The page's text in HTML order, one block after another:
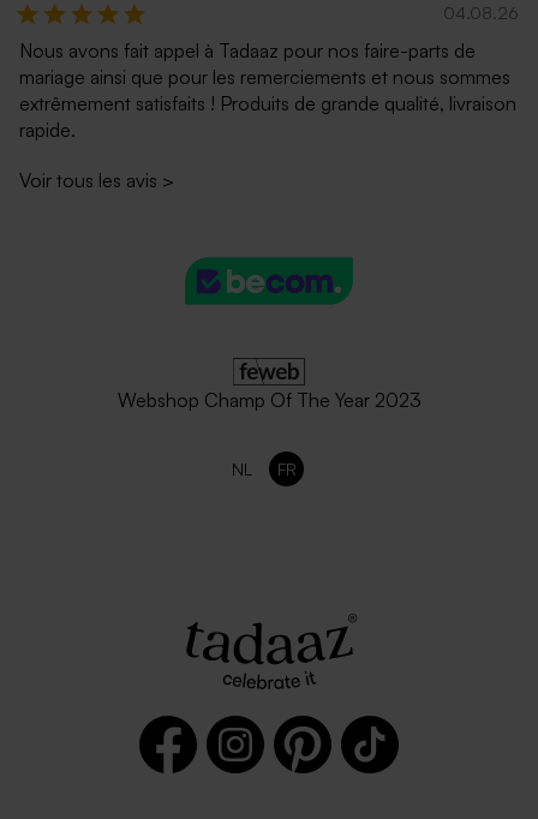
04.08.26
Nous avons fait appel à Tadaaz pour nos faire-parts de
mariage ainsi que pour les remerciements et nous sommes
extrêmement satisfaits ! Produits de grande qualité, livraison
rapide.
Voir tous les avis >
Webshop Champ Of The Year 2023
NL FR